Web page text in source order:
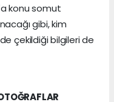
konu somut
gibi, kim
çekildiği bilgileri de